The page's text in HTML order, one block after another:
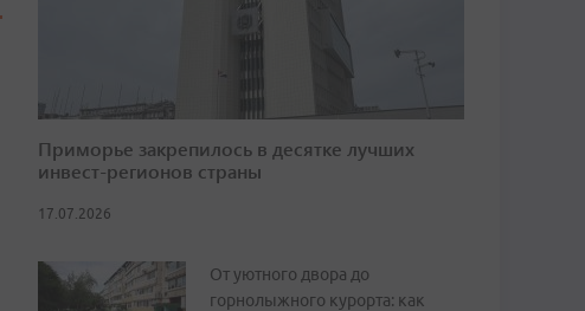
Приморье закрепилось в десятке лучших
инвест-регионов страны
17.07.2026
От уютного двора до
горнолыжного курорта: как